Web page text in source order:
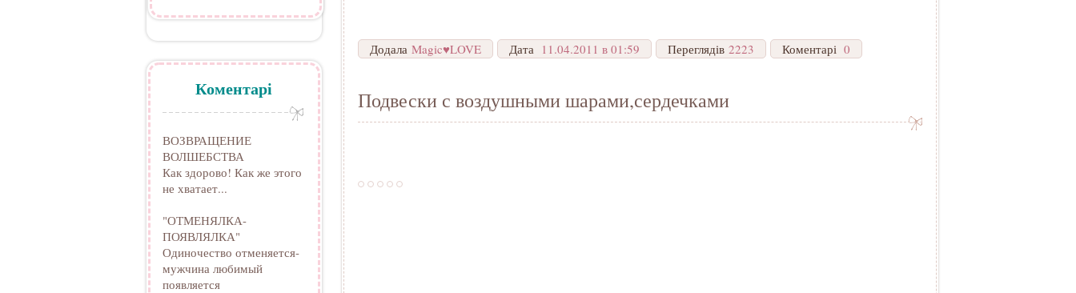
Додала Magic♥LOVE Дата 11.04.2011 в 01:59 Переглядів 2223 Коментарі 0
Подвески с воздушными шарами,сердечками
Коментарі
ВОЗВРАЩЕНИЕ
ВОЛШЕБСТВА
Как здорово! Как же этого
не хватает...
"ОТМЕНЯЛКА-
ПОЯВЛЯЛКА"
Одиночество отменяется-
мужчина любимый
появляется